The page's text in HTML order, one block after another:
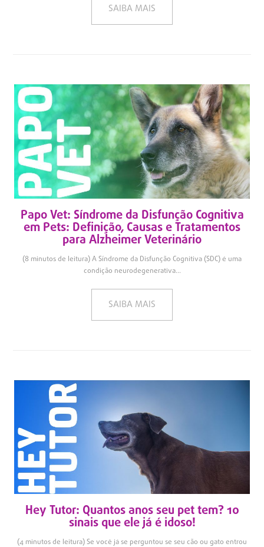
SAIBA MAIS
Papo Vet: Síndrome da Disfunção Cognitiva
em Pets: Definição, Causas e Tratamentos
para Alzheimer Veterinário
(8 minutos de leitura) A Síndrome da Disfunção Cognitiva (SDC) é uma
condição neurodegenerativa...
SAIBA MAIS
Hey Tutor: Quantos anos seu pet tem? 10
sinais que ele já é idoso!
(4 minutos de leitura) Se você já se perguntou se seu cão ou gato entrou